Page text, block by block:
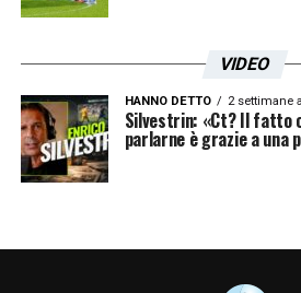
VIDEO
HANNO DETTO 2 settimane
Silvestrin: «Ct? Il fatto
parlarne è grazie a una